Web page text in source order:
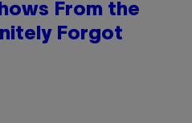
From the
Forgot